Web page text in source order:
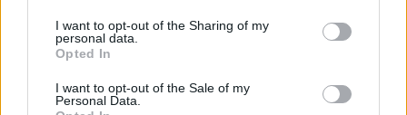
I want to opt-out of the Sharing of my
personal data.
Opted In
I want to opt-out of the Sale of my
Personal Data.
Išsaugos ikonišką terminalą
Susiję straipsniai